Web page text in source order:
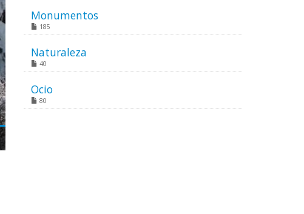
Monumentos
185
Naturaleza
40
Ocio
80